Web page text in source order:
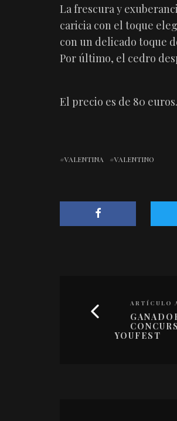
La frescura y
caricia con el toque
con un delicado toque
Por último, el cedro
El precio es de 80 euros.
VALENTINA VALENTINO
ARTÍCULO
YOUFEST